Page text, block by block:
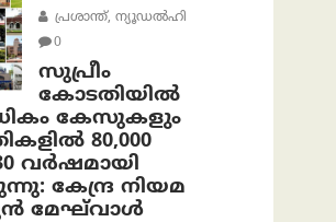
പ്രശാന്ത്, ന്യൂഡല്‍ഹി
0
സുപ്രീം
കോടതിയിൽ
കേസുകളും
80,000
വർഷമായി
കേന്ദ്ര നിയമ
മേഘ്‌വാള്‍